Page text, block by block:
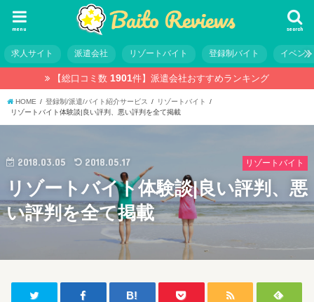
search
menu
求人サイト 派遣会社 リゾートバイト 登録制バイト イベン
【総口コミ数 1901件】派遣会社おすすめランキング
HOME 登録制/派遣/バイト紹介サービス
リゾートバイト
リゾートバイト体験談|良い評判、悪い評判を全て掲載
リゾートバイト
2018.03.05 2018.05.17
リゾートバイト体験談|良い評判、悪
い評判を全て掲載